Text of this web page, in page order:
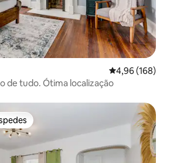
4,96 de uma
4,96 (168)
de tudo. Ótima localização
dos hóspedes